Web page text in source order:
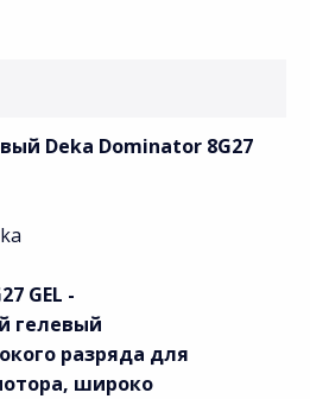
Deka Dominator 8G27
GEL -
гелевый
разряда для
широко